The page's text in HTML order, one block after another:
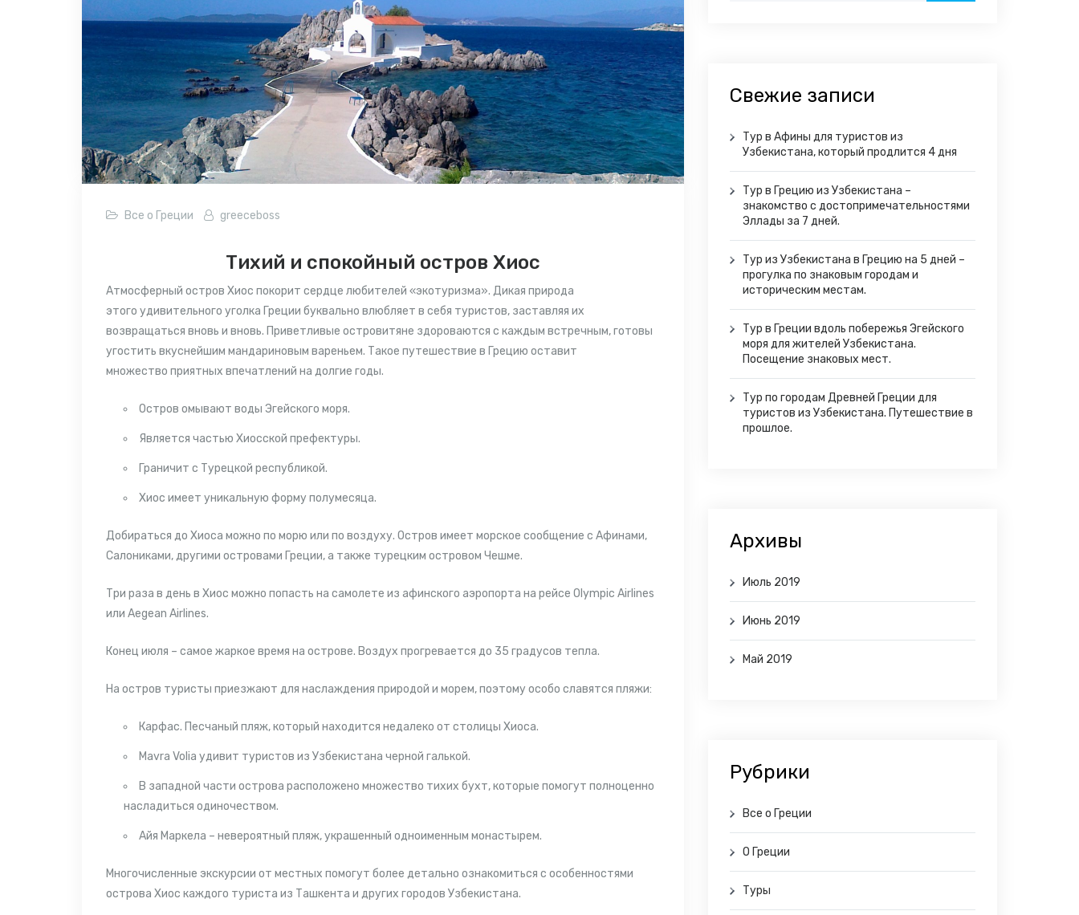
Все о Греции greeceboss
Тихий и спокойный остров Хиос
Атмосферный остров Хиос покорит сердце любителей «экотуризма». Дикая природа
этого удивительного уголка Греции буквально влюбляет в себя туристов, заставляя их
возвращаться вновь и вновь. Приветливые островитяне здороваются с каждым встречным, готовы
угостить вкуснейшим мандариновым вареньем. Такое путешествие в Грецию оставит
множество приятных впечатлений на долгие годы.
Остров омывают воды Эгейского моря.
Является частью Хиосской префектуры.
Граничит с Турецкой республикой.
Хиос имеет уникальную форму полумесяца.
Добираться до Хиоса можно по морю или по воздуху. Остров имеет морское сообщение с Афинами,
Салониками, другими островами Греции, а также турецким островом Чешме.
Три раза в день в Хиос можно попасть на самолете из афинского аэропорта на рейсе Olympic Airlines
или Aegean Airlines.
Конец июля – самое жаркое время на острове. Воздух прогревается до 35 градусов тепла.
На остров туристы приезжают для наслаждения природой и морем, поэтому особо славятся пляжи:
Карфас. Песчаный пляж, который находится недалеко от столицы Хиоса.
Mavra Volia удивит туристов из Узбекистана черной галькой.
В западной части острова расположено множество тихих бухт, которые помогут полноценно
насладиться одиночеством.
Айя Маркела – невероятный пляж, украшенный одноименным монастырем.
Многочисленные экскурсии от местных помогут более детально ознакомиться с особенностями
острова Хиос каждого туриста из Ташкента и других городов Узбекистана.
Свежие записи
Тур в Афины для туристов из
Узбекистана, который продлится 4 дня
Тур в Грецию из Узбекистана –
знакомство с достопримечательностями
Эллады за 7 дней.
Тур из Узбекистана в Грецию на 5 дней –
прогулка по знаковым городам и
историческим местам.
Тур в Греции вдоль побережья Эгейского
моря для жителей Узбекистана.
Посещение знаковых мест.
Тур по городам Древней Греции для
туристов из Узбекистана. Путешествие в
прошлое.
Архивы
Июль 2019
Июнь 2019
Май 2019
Рубрики
Все о Греции
О Греции
Туры